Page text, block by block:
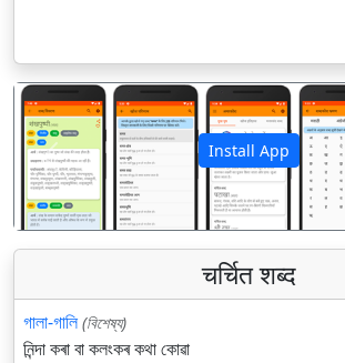
Install App
पिछला
चर्चित शब्द
গালা-গালি (বিশেষ্য)
নিন্দা কৰা বা কলংকৰ কথা কোৱা